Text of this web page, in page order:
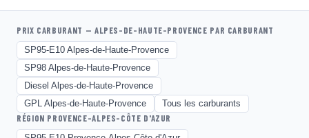
PRIX CARBURANT — ALPES-DE-HAUTE-PROVENCE PAR CARBURANT
SP95-E10 Alpes-de-Haute-Provence
SP98 Alpes-de-Haute-Provence
Diesel Alpes-de-Haute-Provence
GPL Alpes-de-Haute-Provence
Tous les carburants
RÉGION PROVENCE-ALPES-CÔTE D'AZUR